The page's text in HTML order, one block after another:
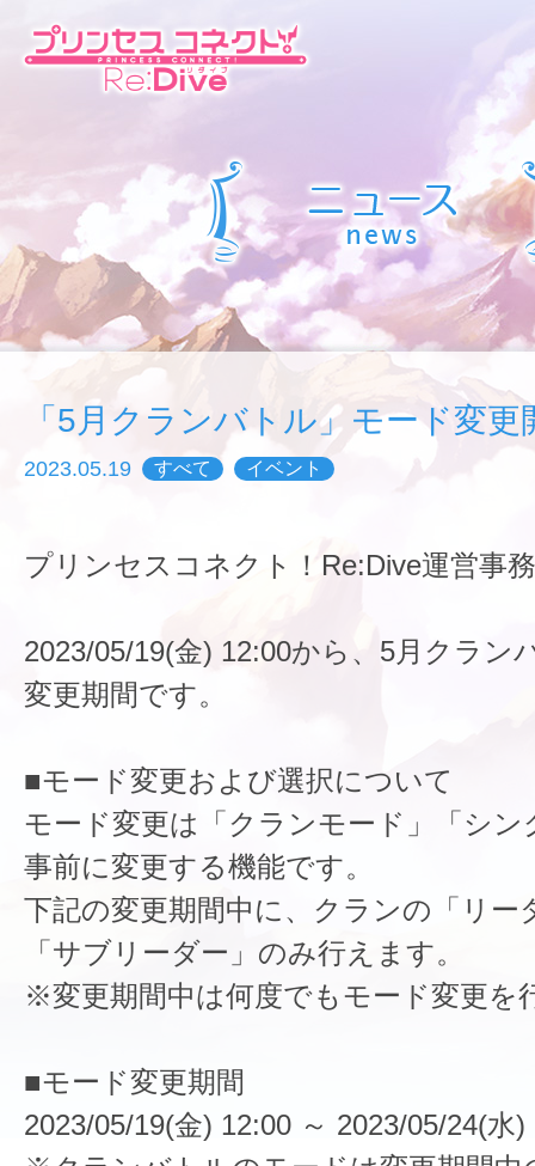
「5月クランバトル」モード変更
2023.05.19 すべて イベント
プリンセスコネクト！Re:Dive運営事
2023/05/19(金) 12:00から、5月クラン
変更期間です。
■モード変更および選択について
モード変更は「クランモード」「シン
事前に変更する機能です。
下記の変更期間中に、クランの「リー
「サブリーダー」のみ行えます。
※変更期間中は何度でもモード変更を
■モード変更期間
2023/05/19(金) 12:00 ～ 2023/05/24(水)